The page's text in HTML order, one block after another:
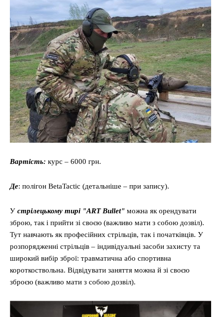
Вартість: курс – 6000 грн.
Де: полігон BetaTactic (детальніше – при запису).
У стрілецькому тирі "ART Bullet" можна як орендувати
зброю, так і прийти зі своєю (важливо мати з собою дозвіл).
Тут навчають як професійних стрільців, так і початківців. У
розпорядженні стрільців – індивідуальні засоби захисту та
широкий вибір зброї: травматична або спортивна
короткоствольна. Відвідувати заняття можна й зі своєю
зброєю (важливо мати з собою дозвіл).